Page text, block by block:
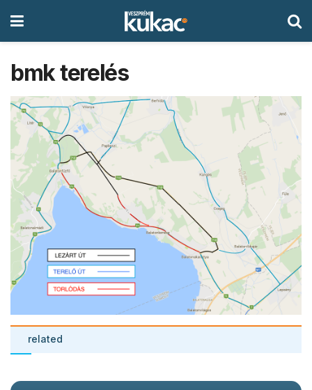
bmk terelés
related